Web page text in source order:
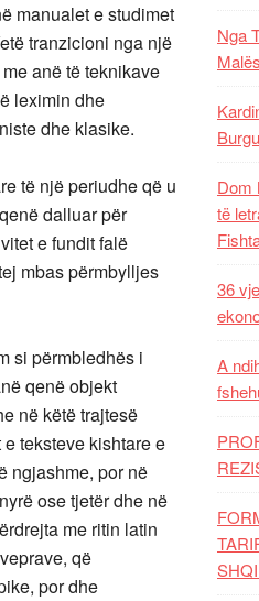
manualet e studimet
tranzicioni nga një
anë të teknikave
leximin dhe
dhe klasike.
të një periudhe që u
dalluar për
e fundit falë
mbas përmbylljes
si përmbledhës i
qenë objekt
në këtë trajtesë
teksteve kishtare e
ngjashme, por në
ose tjetër dhe në
me ritin latin
që
por dhe
Nga
Dom
të
36
A